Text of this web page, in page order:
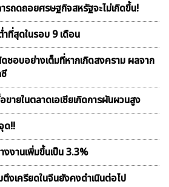
ถดถอยศรษฐกิจสหรัฐจะไม่เกิดขึ้น!
ที่สุดในรอบ 9 เดือน
อบอย่างเต็มที่หากเกิดสงคราม ผลจาก
ขายในตลาดเอเชียเกิดการผันผวนสูง
ด!!
งานเพิ่มขึ้นเป็น 3.3%
งเครียดในจีนยังคงดำเนินต่อไป